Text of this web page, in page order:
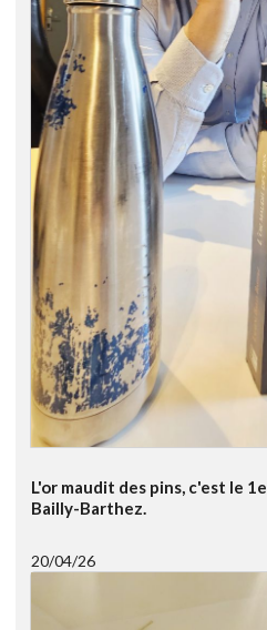
L'or maudit des pins, c'est le
Bailly-Barthez.
20/04/26